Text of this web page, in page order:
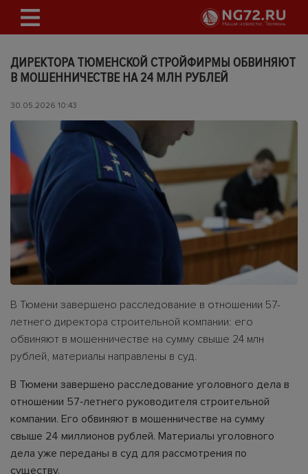
ДИРЕКТОРА ТЮМЕНСКОЙ СТРОЙФИРМЫ ОБВИНЯЮТ
В МОШЕННИЧЕСТВЕ НА 24 МЛН РУБЛЕЙ
30.05.2026 10:43
В Тюмени завершено расследование в отношении 57-
летнего директора строительной компании: его
обвиняют в мошенничестве на сумму свыше 24 млн
рублей, материалы направлены в суд.
В Тюмени завершено расследование уголовного дела в
отношении 57‑летнего руководителя строительной
компании. Его обвиняют в мошенничестве на сумму
свыше 24 миллионов рублей. Материалы уголовного
дела уже переданы в суд для рассмотрения по
существу.